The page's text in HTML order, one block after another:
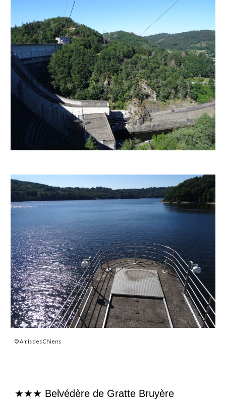
© Amis des Chiens
★★★ Belvédère de Gratte Bruyère